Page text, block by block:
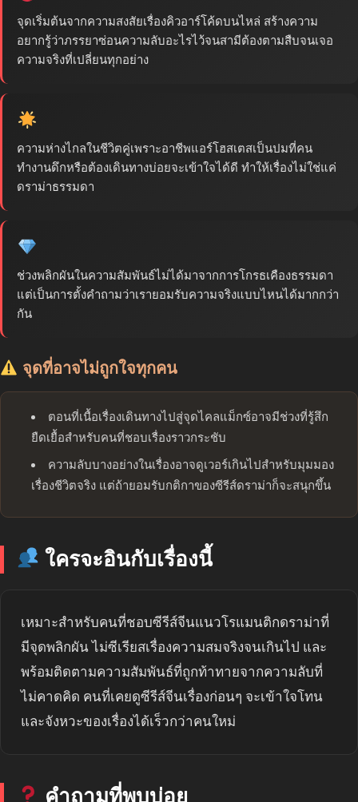
จุดเริ่มต้นจากความสงสัยเรื่องคิวอาร์โค้ดบนไหล่ สร้างความ
อยากรู้ว่าภรรยาซ่อนความลับอะไรไว้จนสามีต้องตามสืบจนเจอ
ความจริงที่เปลี่ยนทุกอย่าง
ความห่างไกลในชีวิตคู่เพราะอาชีพแอร์โฮสเตสเป็นปมที่คน
ทำงานดึกหรือต้องเดินทางบ่อยจะเข้าใจได้ดี ทำให้เรื่องไม่ใช่แค่
ดราม่าธรรมดา
ช่วงพลิกผันในความสัมพันธ์ไม่ได้มาจากการโกรธเคืองธรรมดา
แต่เป็นการตั้งคำถามว่าเรายอมรับความจริงแบบไหนได้มากกว่า
กัน
จุดที่อาจไม่ถูกใจทุกคน
ตอนที่เนื้อเรื่องเดินทางไปสู่จุดไคลแม็กซ์อาจมีช่วงที่รู้สึก
ยืดเยื้อสำหรับคนที่ชอบเรื่องราวกระชับ
ความลับบางอย่างในเรื่องอาจดูเวอร์เกินไปสำหรับมุมมอง
เรื่องชีวิตจริง แต่ถ้ายอมรับกติกาของซีรีส์ดราม่าก็จะสนุกขึ้น
ใครจะอินกับเรื่องนี้
เหมาะสำหรับคนที่ชอบซีรีส์จีนแนวโรแมนติกดราม่าที่
มีจุดพลิกผัน ไม่ซีเรียสเรื่องความสมจริงจนเกินไป และ
พร้อมติดตามความสัมพันธ์ที่ถูกท้าทายจากความลับที่
ไม่คาดคิด คนที่เคยดูซีรีส์จีนเรื่องก่อนๆ จะเข้าใจโทน
และจังหวะของเรื่องได้เร็วกว่าคนใหม่
คำถามที่พบบ่อย